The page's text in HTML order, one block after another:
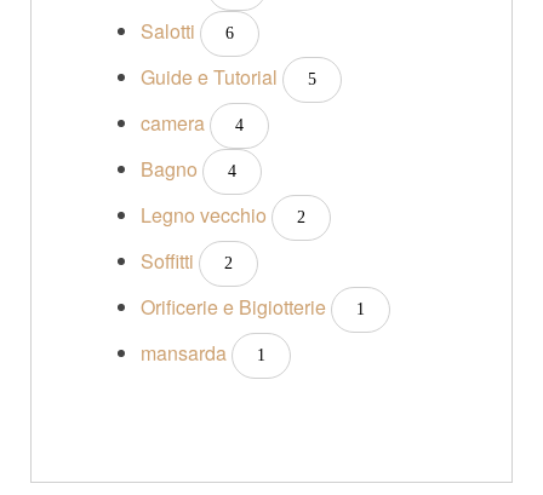
Salotti 6
Guide e Tutorial 5
camera 4
Bagno 4
Legno vecchio 2
Soffitti 2
Orificerie e Bigiotterie 1
mansarda 1